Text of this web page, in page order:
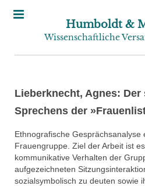
Humboldt &
Wissenschaftliche
Lieberknecht, Agnes: Der
Sprechens der
Ethnografische Gesprächsanalyse
Frauengruppe. Ziel der Arbeit ist
kommunikative Verhalten der
aufgezeichneten
sozialsymbolisch zu deuten sowie